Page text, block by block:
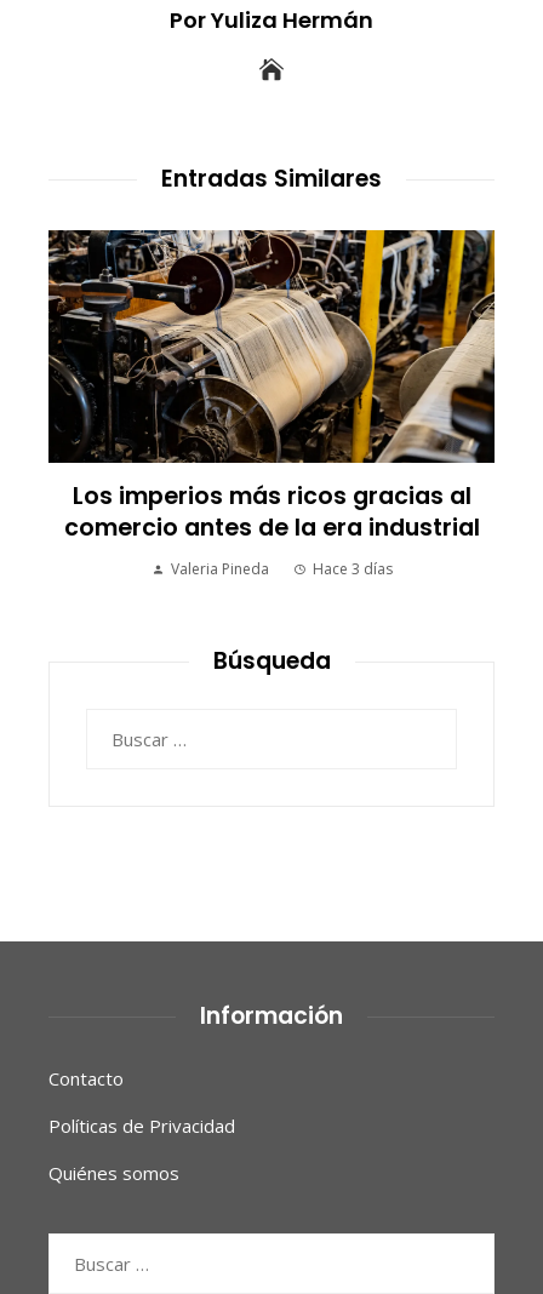
Por Yuliza Hermán
Entradas Similares
Los imperios más ricos gracias al
comercio antes de la era industrial
Valeria Pineda Hace 3 días
Búsqueda
Información
Contacto
Políticas de Privacidad
Quiénes somos